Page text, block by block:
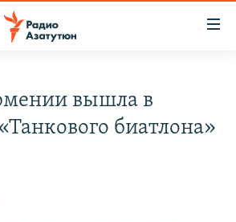
вышла в
биатлона»